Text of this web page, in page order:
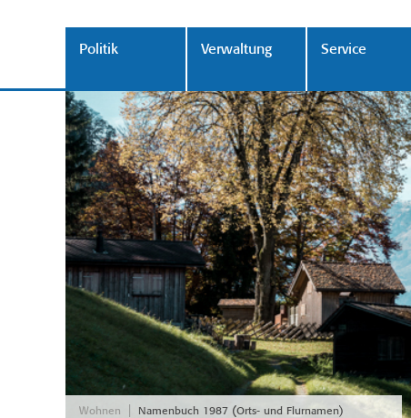
Politik Verwaltung Service
Wohnen Namenbuch 1987 (Orts- und Flurnamen)